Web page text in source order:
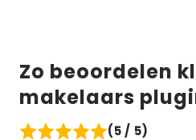
Zo beoordelen
makelaars
(5 / 5)